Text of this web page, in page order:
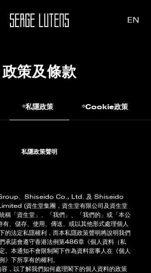
EN
政策及條款
私隱政策 Cookie政策
私隱政策聲明
、Shiseido Co., Ltd. 及 Shiseido
(資生堂集團，資生堂有限公司及資生堂
稱「資生堂」、「我們」、「我們的」或「本公
有、儲存、使用、傳送、或以其他形式處理個人
的法定私隱權利，而本私隱政策聲明將說明我們
承諾會遵守香港法例第486章《個人資料（私
。本通知不會限制閣下作為資料當事人在《個人
》下所享有的權利。
，以了解我們如何處理閣下的個人資料的政策